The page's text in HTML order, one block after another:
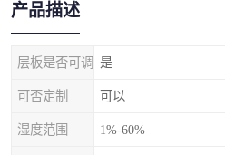
产品描述
层板是否可调 是
可否定制 可以
湿度范围 1%-60%